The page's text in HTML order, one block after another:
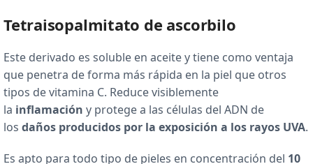
Tetraisopalmitato de ascorbilo
Este derivado es soluble en aceite y tiene como ventaja
que penetra de forma más rápida en la piel que otros
tipos de vitamina C. Reduce visiblemente
la inflamación y protege a las células del ADN de
los daños producidos por la exposición a los rayos UVA.
Es apto para todo tipo de pieles en concentración del 10